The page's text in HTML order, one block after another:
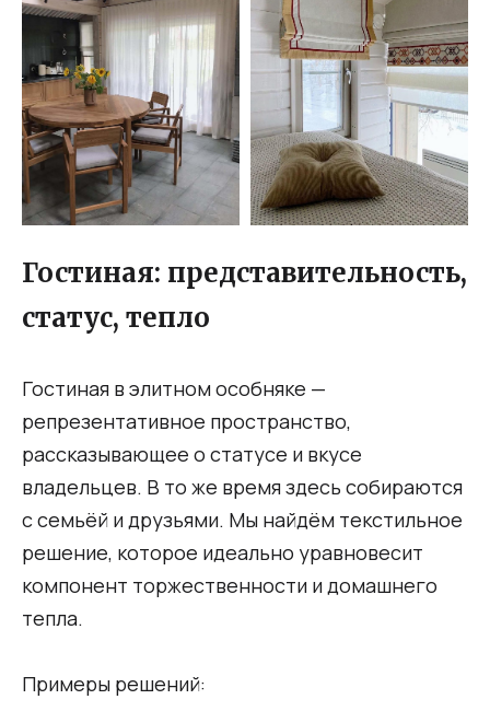
Гостиная: представительность,
статус, тепло
Гостиная в элитном особняке —
репрезентативное пространство,
рассказывающее о статусе и вкусе
владельцев. В то же время здесь собираются
с семьёй и друзьями. Мы найдём текстильное
решение, которое идеально уравновесит
компонент торжественности и домашнего
тепла.
Примеры решений: